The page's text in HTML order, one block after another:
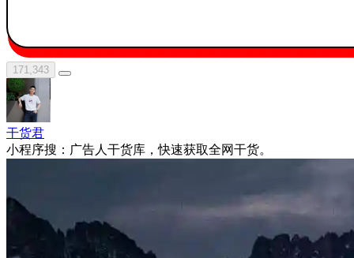
171,343
干货君
小程序搜：广告人干货库，快速获取全网干货。